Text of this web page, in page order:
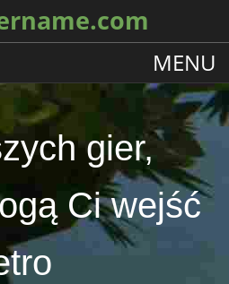
MENU
gier,
Ci wejść